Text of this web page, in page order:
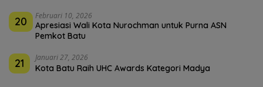
20 Februari 10, 2026
Apresiasi Wali Kota Nurochman untuk Purna ASN
Pemkot Batu
21 Januari 27, 2026
Kota Batu Raih UHC Awards Kategori Madya